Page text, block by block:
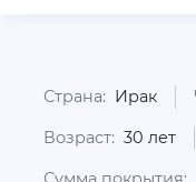
Страна: Ирак
Возраст: 30 лет